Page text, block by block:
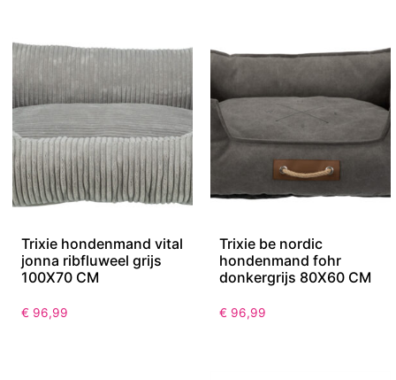
Trixie hondenmand vital
jonna ribfluweel grijs
100X70 CM
€ 96,99
Trixie be nordic
hondenmand fohr
donkergrijs 80X60 CM
€ 96,99